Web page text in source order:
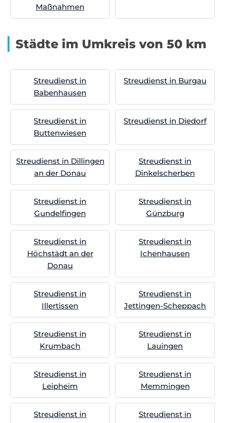
Maßnahmen
Städte im Umkreis von 50 km
Streudienst in
Babenhausen
Streudienst in Burgau
Streudienst in
Buttenwiesen
Streudienst in Diedorf
Streudienst in Dillingen
an der Donau
Streudienst in
Dinkelscherben
Streudienst in
Gundelfingen
Streudienst in
Günzburg
Streudienst in
Höchstädt an der
Donau
Streudienst in
Ichenhausen
Streudienst in
Illertissen
Streudienst in
Jettingen-Scheppach
Streudienst in
Krumbach
Streudienst in
Lauingen
Streudienst in
Leipheim
Streudienst in
Memmingen
Streudienst in
Streudienst in